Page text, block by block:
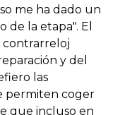
me ha dado un
la etapa". El
contrarreloj
y del
las
permiten coger
que incluso en